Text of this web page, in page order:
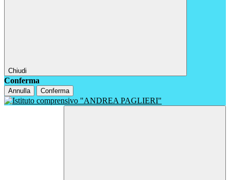
Chiudi
Conferma
Annulla Conferma